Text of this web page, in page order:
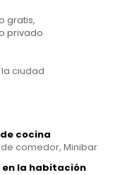
gratis,
privado
la ciudad
cocina
comedor, Minibar
la habitación